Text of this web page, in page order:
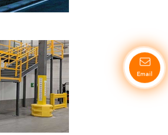
Email